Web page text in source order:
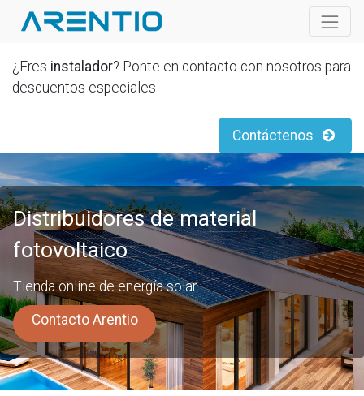
¿Eres instalador? Ponte en contacto con nosotros para
descuentos especiales
Contáctenos
Distribuidores de material
fotovoltaico
Tienda online de energía solar
Contacto Arentio